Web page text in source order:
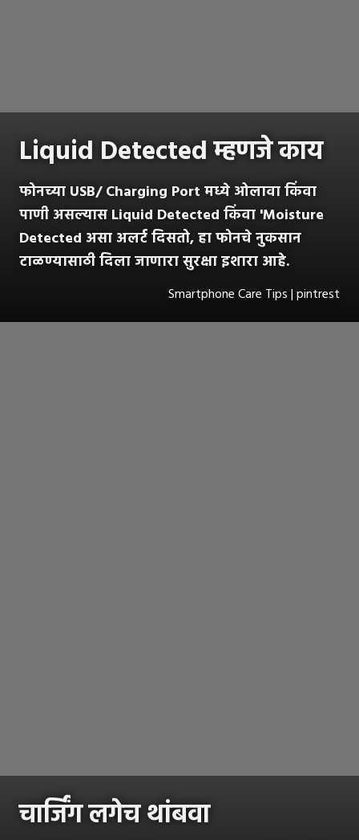
Liquid Detected म्हणजे काय
फोनच्या USB/ Charging Port मध्ये ओलावा किंवा
पाणी असल्यास Liquid Detected किंवा 'Moisture
Detected असा अलर्ट दिसतो, हा फोनचे नुकसान
टाळण्यासाठी दिला जाणारा सुरक्षा इशारा आहे.
Smartphone Care Tips | pintrest
चार्जिंग लगेच थांबवा